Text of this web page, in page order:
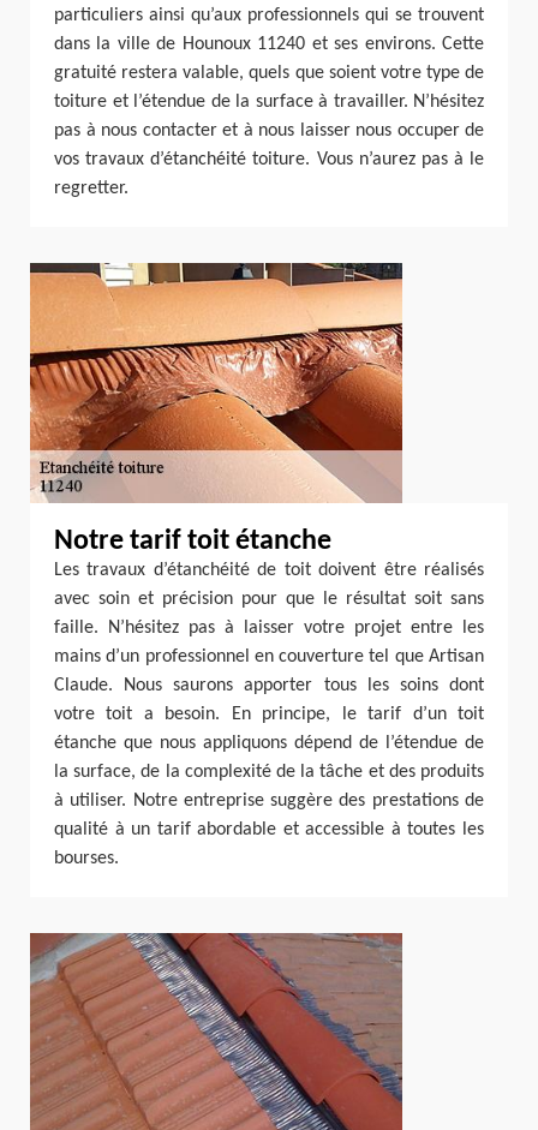
particuliers ainsi qu’aux professionnels qui se trouvent
dans la ville de Hounoux 11240 et ses environs. Cette
gratuité restera valable, quels que soient votre type de
toiture et l’étendue de la surface à travailler. N’hésitez
pas à nous contacter et à nous laisser nous occuper de
vos travaux d’étanchéité toiture. Vous n’aurez pas à le
regretter.
Notre tarif toit étanche
Les travaux d’étanchéité de toit doivent être réalisés
avec soin et précision pour que le résultat soit sans
faille. N’hésitez pas à laisser votre projet entre les
mains d’un professionnel en couverture tel que Artisan
Claude. Nous saurons apporter tous les soins dont
votre toit a besoin. En principe, le tarif d’un toit
étanche que nous appliquons dépend de l’étendue de
la surface, de la complexité de la tâche et des produits
à utiliser. Notre entreprise suggère des prestations de
qualité à un tarif abordable et accessible à toutes les
bourses.